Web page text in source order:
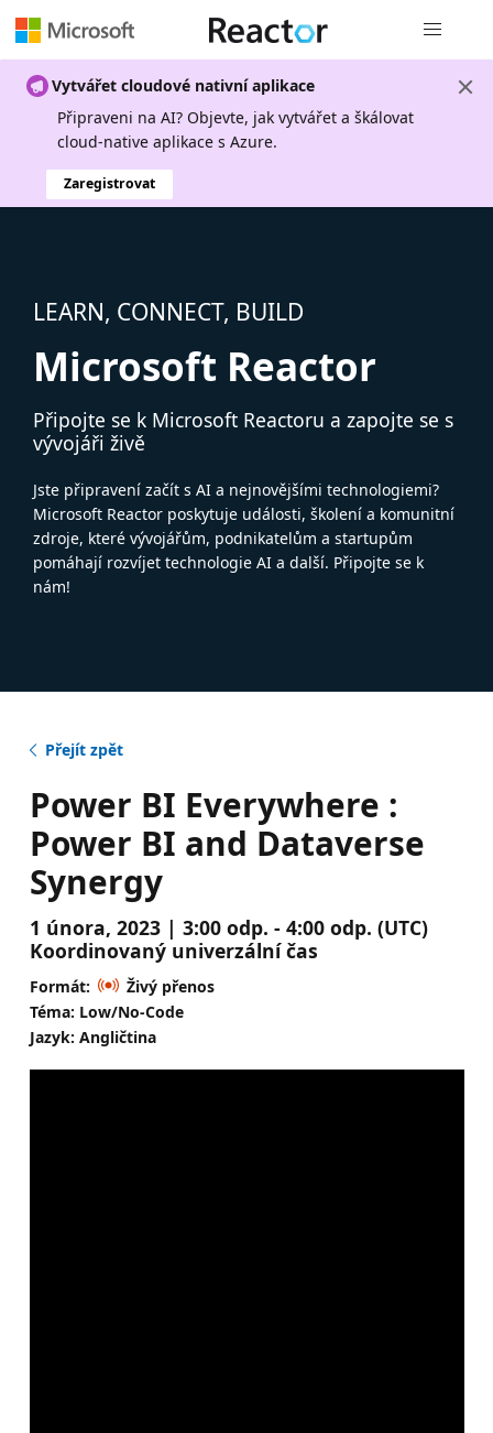
Vytvářet cloudové nativní aplikace
Připraveni na AI? Objevte, jak vytvářet a škálovat
cloud-native aplikace s Azure.
Zaregistrovat
LEARN, CONNECT, BUILD
Microsoft Reactor
Připojte se k Microsoft Reactoru a zapojte se s
vývojáři živě
Jste připravení začít s AI a nejnovějšími technologiemi?
Microsoft Reactor poskytuje události, školení a komunitní
zdroje, které vývojářům, podnikatelům a startupům
pomáhají rozvíjet technologie AI a další. Připojte se k
nám!
Přejít zpět
Power BI Everywhere :
Power BI and Dataverse
Synergy
1 února, 2023 | 3:00 odp. - 4:00 odp. (UTC)
Koordinovaný univerzální čas
Formát:
Živý přenos
Téma: Low/No-Code
Jazyk: Angličtina